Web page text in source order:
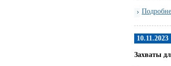
10.11.2023
Захваты